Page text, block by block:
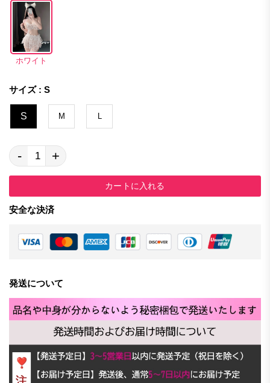
ホワイト
サイズ : S
S M L
- +
カートに入れる
安全な決済
発送について